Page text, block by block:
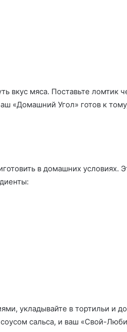
вкус мяса. Поставьте ломтик
«Домашний Угол» готов к
в домашних условиях.
укладывайте в тортильи и
сальса, и ваш «Свой-